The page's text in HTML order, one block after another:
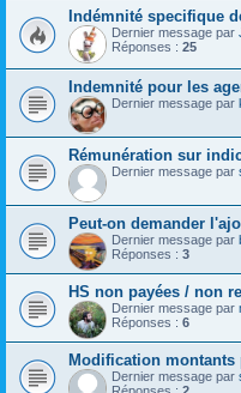
Indémnité specifique
Dernier message par
Réponses : 25
Indemnité pour les
Dernier message par
Rémunération sur
Dernier message par
Peut-on demander
Dernier message par
Réponses : 3
HS non payées / non
Dernier message par
Réponses : 6
Modification montants
Dernier message par
Réponses : 2